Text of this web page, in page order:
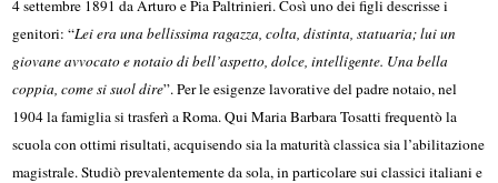
4 settembre 1891 da Arturo e Pia Paltrinieri. Così uno dei figli descrisse i
genitori: “Lei era una bellissima ragazza, colta, distinta, statuaria; lui un
giovane avvocato e notaio di bell’aspetto, dolce, intelligente. Una bella
coppia, come si suol dire”. Per le esigenze lavorative del padre notaio, nel
1904 la famiglia si trasferì a Roma. Qui Maria Barbara Tosatti frequentò la
scuola con ottimi risultati, acquisendo sia la maturità classica sia l’abilitazione
magistrale. Studiò prevalentemente da sola, in particolare sui classici italiani e